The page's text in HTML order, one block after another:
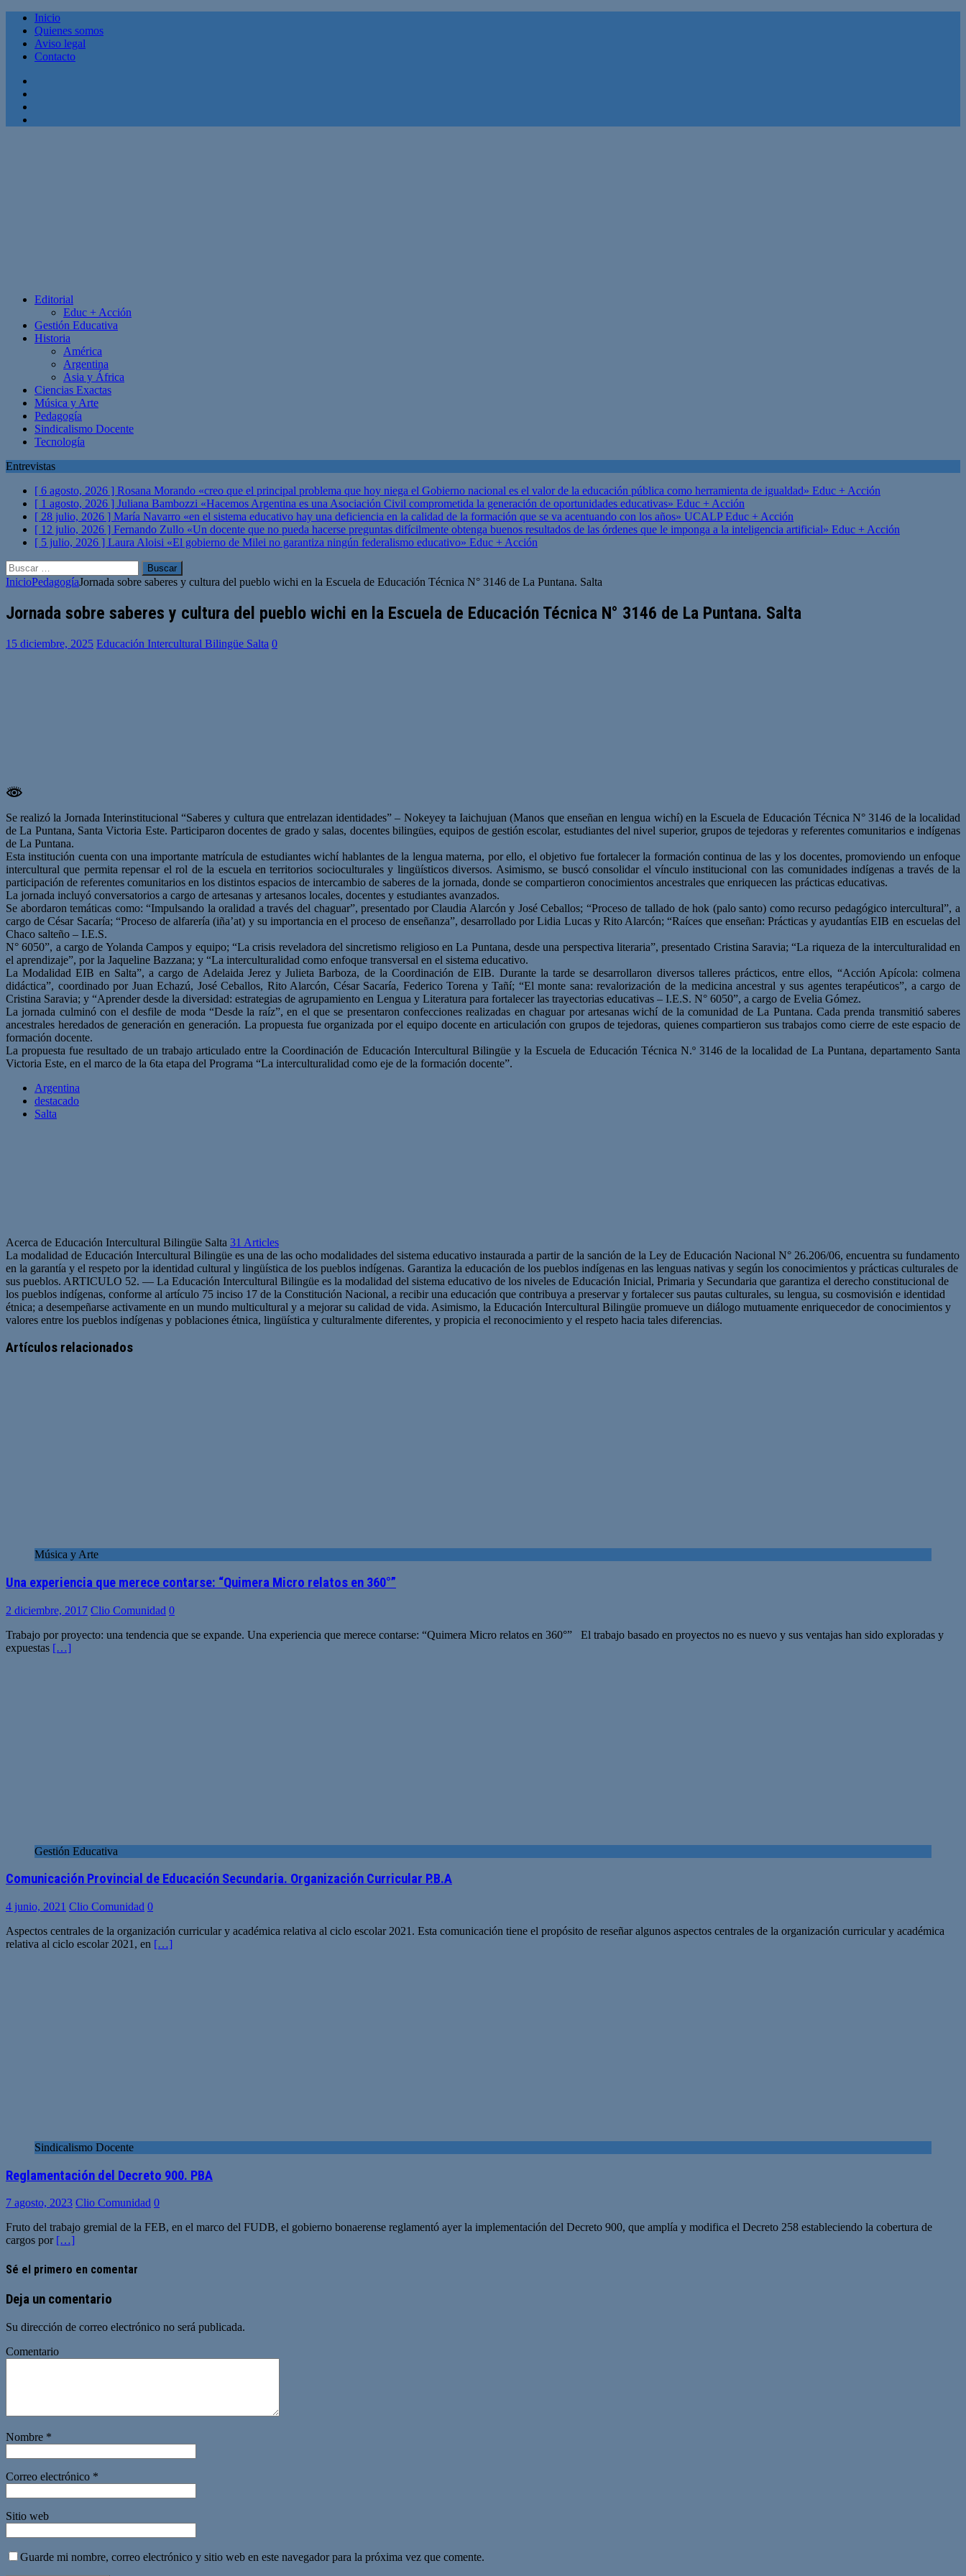
Inicio
Quienes somos
Aviso legal
Contacto
Editorial
Educ + Acción
Gestión Educativa
Historia
América
Argentina
Asia y África
Ciencias Exactas
Música y Arte
Pedagogía
Sindicalismo Docente
Tecnología
Entrevistas
[ 6 agosto, 2026 ] Rosana Morando «creo que el principal problema que hoy niega el Gobierno nacional es el valor de la educación pública como herramienta de igualdad» Educ + Acción
[ 1 agosto, 2026 ] Juliana Bambozzi «Hacemos Argentina es una Asociación Civil comprometida la generación de oportunidades educativas» Educ + Acción
[ 28 julio, 2026 ] María Navarro «en el sistema educativo hay una deficiencia en la calidad de la formación que se va acentuando con los años» UCALPEduc + Acción
[ 12 julio, 2026 ] Fernando Zullo «Un docente que no pueda hacerse preguntas difícilmente obtenga buenos resultados de las órdenes que le imponga a la inteligencia artificial» Educ + Acción
[ 5 julio, 2026 ] Laura Aloisi «El gobierno de Milei no garantiza ningún federalismo educativo» Educ + Acción
Buscar:
InicioPedagogíaJornada sobre saberes y cultura del pueblo wichi en la Escuela de Educación Técnica N° 3146 de La Puntana. Salta
Jornada sobre saberes y cultura del pueblo wichi en la Escuela de Educación Técnica N° 3146 de La Puntana. Salta
15 diciembre, 2025 Educación Intercultural Bilingüe Salta 0
Se realizó la Jornada Interinstitucional “Saberes y cultura que entrelazan identidades” – Nokeyey ta Iaichujuan (Manos que enseñan en lengua wichí) en la Escuela de Educación Técnica N° 3146 de la localidad
de La Puntana, Santa Victoria Este. Participaron docentes de grado y salas, docentes bilingües, equipos de gestión escolar, estudiantes del nivel superior, grupos de tejedoras y referentes comunitarios e indígenas
de La Puntana.
Esta institución cuenta con una importante matrícula de estudiantes wichí hablantes de la lengua materna, por ello, el objetivo fue fortalecer la formación continua de las y los docentes, promoviendo un enfoque
intercultural que permita repensar el rol de la escuela en territorios socioculturales y lingüísticos diversos. Asimismo, se buscó consolidar el vínculo institucional con las comunidades indígenas a través de la
participación de referentes comunitarios en los distintos espacios de intercambio de saberes de la jornada, donde se compartieron conocimientos ancestrales que enriquecen las prácticas educativas.
La jornada incluyó conversatorios a cargo de artesanas y artesanos locales, docentes y estudiantes avanzados.
Se abordaron temáticas como: “Impulsando la oralidad a través del chaguar”, presentado por Claudia Alarcón y José Ceballos; “Proceso de tallado de hok (palo santo) como recurso pedagógico intercultural”, a
cargo de César Sacaría; “Proceso de alfarería (iña’at) y su importancia en el proceso de enseñanza”, desarrollado por Lidia Lucas y Rito Alarcón; “Raíces que enseñan: Prácticas y ayudantías EIB en escuelas del
Chaco salteño – I.E.S.
N° 6050”, a cargo de Yolanda Campos y equipo; “La crisis reveladora del sincretismo religioso en La Puntana, desde una perspectiva literaria”, presentado Cristina Saravia; “La riqueza de la interculturalidad en
el aprendizaje”, por la Jaqueline Bazzana; y “La interculturalidad como enfoque transversal en el sistema educativo.
La Modalidad EIB en Salta”, a cargo de Adelaida Jerez y Julieta Barboza, de la Coordinación de EIB. Durante la tarde se desarrollaron diversos talleres prácticos, entre ellos, “Acción Apícola: colmena
didáctica”, coordinado por Juan Echazú, José Ceballos, Rito Alarcón, César Sacaría, Federico Torena y Tañí; “El monte sana: revalorización de la medicina ancestral y sus agentes terapéuticos”, a cargo de
Cristina Saravia; y “Aprender desde la diversidad: estrategias de agrupamiento en Lengua y Literatura para fortalecer las trayectorias educativas – I.E.S. N° 6050”, a cargo de Evelia Gómez.
La jornada culminó con el desfile de moda “Desde la raíz”, en el que se presentaron confecciones realizadas en chaguar por artesanas wichí de la comunidad de La Puntana. Cada prenda transmitió saberes
ancestrales heredados de generación en generación. La propuesta fue organizada por el equipo docente en articulación con grupos de tejedoras, quienes compartieron sus trabajos como cierre de este espacio de
formación docente.
La propuesta fue resultado de un trabajo articulado entre la Coordinación de Educación Intercultural Bilingüe y la Escuela de Educación Técnica N.º 3146 de la localidad de La Puntana, departamento Santa
Victoria Este, en el marco de la 6ta etapa del Programa “La interculturalidad como eje de la formación docente”.
Argentina
destacado
Salta
Acerca de Educación Intercultural Bilingüe Salta 31 Articles
La modalidad de Educación Intercultural Bilingüe es una de las ocho modalidades del sistema educativo instaurada a partir de la sanción de la Ley de Educación Nacional N° 26.206/06, encuentra su fundamento
en la garantía y el respeto por la identidad cultural y lingüística de los pueblos indígenas. Garantiza la educación de los pueblos indígenas en las lenguas nativas y según los conocimientos y prácticas culturales de
sus pueblos. ARTICULO 52. — La Educación Intercultural Bilingüe es la modalidad del sistema educativo de los niveles de Educación Inicial, Primaria y Secundaria que garantiza el derecho constitucional de
los pueblos indígenas, conforme al artículo 75 inciso 17 de la Constitución Nacional, a recibir una educación que contribuya a preservar y fortalecer sus pautas culturales, su lengua, su cosmovisión e identidad
étnica; a desempeñarse activamente en un mundo multicultural y a mejorar su calidad de vida. Asimismo, la Educación Intercultural Bilingüe promueve un diálogo mutuamente enriquecedor de conocimientos y
valores entre los pueblos indígenas y poblaciones étnica, lingüística y culturalmente diferentes, y propicia el reconocimiento y el respeto hacia tales diferencias.
Artículos relacionados
Música y Arte
Una experiencia que merece contarse: “Quimera Micro relatos en 360°”
2 diciembre, 2017 Clio Comunidad 0
Trabajo por proyecto: una tendencia que se expande. Una experiencia que merece contarse: “Quimera Micro relatos en 360°” El trabajo basado en proyectos no es nuevo y sus ventajas han sido exploradas y
expuestas […]
Gestión Educativa
Comunicación Provincial de Educación Secundaria. Organización Curricular P.B.A
4 junio, 2021 Clio Comunidad 0
Aspectos centrales de la organización curricular y académica relativa al ciclo escolar 2021. Esta comunicación tiene el propósito de reseñar algunos aspectos centrales de la organización curricular y académica
relativa al ciclo escolar 2021, en […]
Sindicalismo Docente
Reglamentación del Decreto 900. PBA
7 agosto, 2023 Clio Comunidad 0
Fruto del trabajo gremial de la FEB, en el marco del FUDB, el gobierno bonaerense reglamentó ayer la implementación del Decreto 900, que amplía y modifica el Decreto 258 estableciendo la cobertura de
cargos por […]
Sé el primero en comentar
Deja un comentario
Su dirección de correo electrónico no será publicada.
Comentario
Nombre *
Correo electrónico *
Sitio web
Guarde mi nombre, correo electrónico y sitio web en este navegador para la próxima vez que comente.